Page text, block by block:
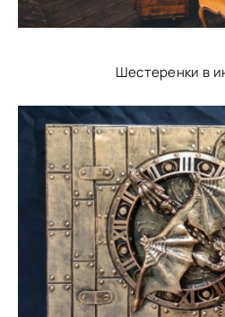
Шестеренки в